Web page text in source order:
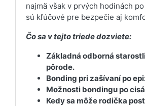
najmä však v prvých hodinách
sú kľúčové pre bezpečie aj
Čo sa v tejto triede dozviete:
Základná odborná
pôrode.
Bonding pri zašívaní po
Možnosti bondingu po
Kedy sa môže rodička